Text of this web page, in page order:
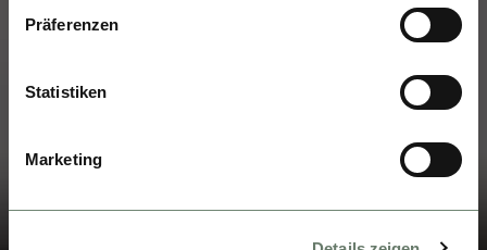
Präferenzen
Statistiken
Marketing